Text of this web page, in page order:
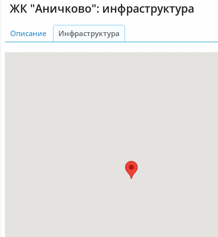
ЖК "Аничково": инфраструктура
Описание Инфраструктура